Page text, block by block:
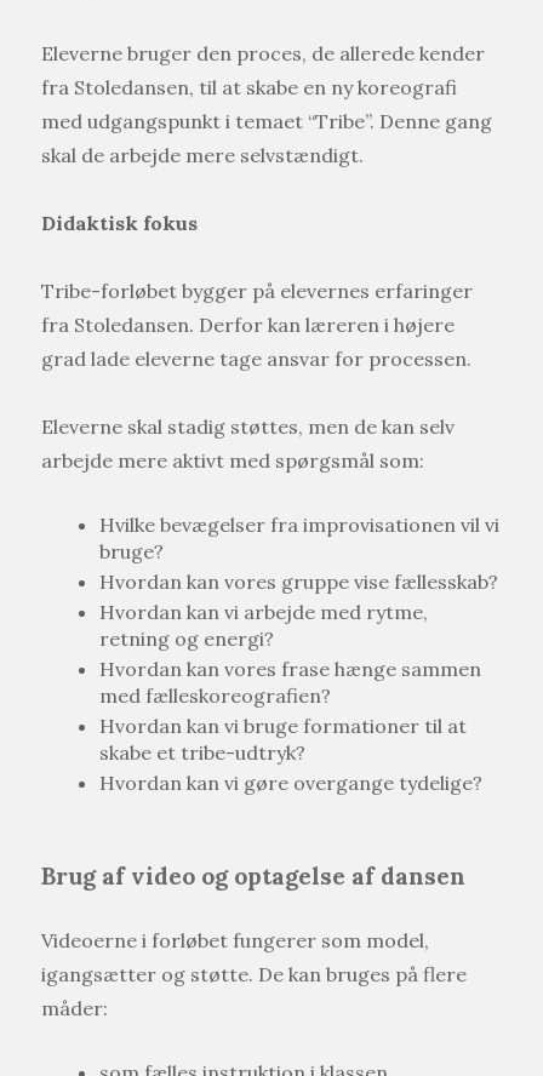
Eleverne bruger den proces, de allerede kender
fra Stoledansen, til at skabe en ny koreografi
med udgangspunkt i temaet “Tribe”. Denne gang
skal de arbejde mere selvstændigt.
Didaktisk fokus
Tribe-forløbet bygger på elevernes erfaringer
fra Stoledansen. Derfor kan læreren i højere
grad lade eleverne tage ansvar for processen.
Eleverne skal stadig støttes, men de kan selv
arbejde mere aktivt med spørgsmål som:
Hvilke bevægelser fra improvisationen vil vi
bruge?
Hvordan kan vores gruppe vise fællesskab?
Hvordan kan vi arbejde med rytme,
retning og energi?
Hvordan kan vores frase hænge sammen
med fælleskoreografien?
Hvordan kan vi bruge formationer til at
skabe et tribe-udtryk?
Hvordan kan vi gøre overgange tydelige?
Brug af video og optagelse af dansen
Videoerne i forløbet fungerer som model,
igangsætter og støtte. De kan bruges på flere
måder: